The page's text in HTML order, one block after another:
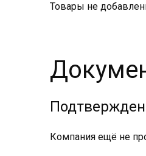
Товары не
Компания ещё не